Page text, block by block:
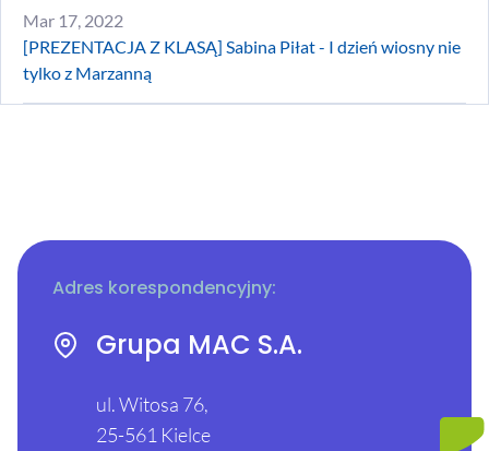
Mar 17, 2022
[PREZENTACJA Z KLASĄ] Sabina Piłat - I dzień wiosny nie
tylko z Marzanną
Adres korespondencyjny:
Grupa MAC S.A.
ul. Witosa 76,
25-561 Kielce